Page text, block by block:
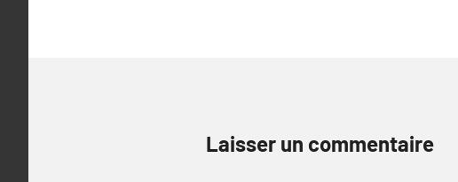
Laisser un commentaire